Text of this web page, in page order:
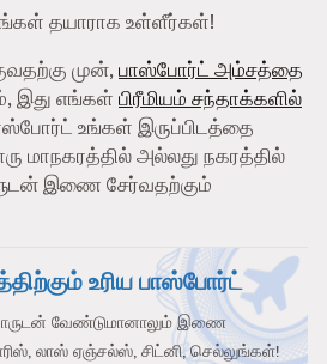
தயாராக உள்ளீர்கள்!
முன், பாஸ்போர்ட் அம்சத்தை
இது எங்கள் பிரீமியம் சந்தாக்களில்
உங்கள் இருப்பிடத்தை
மாநகரத்தில் அல்லது நகரத்தில்
இணை சேர்வதற்கும்
உரிய பாஸ்போர்ட்
வேண்டுமானாலும் இணை
லாஸ் ஏஞ்சல்ஸ், சிட்னி, செல்லுங்கள்!